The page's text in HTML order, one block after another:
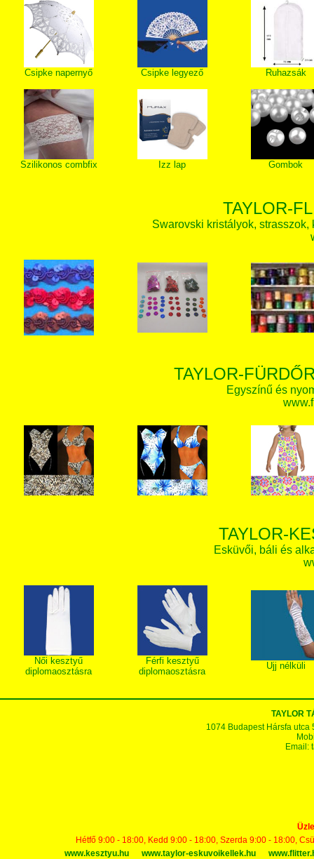
Csipke napernyő Csipke legyező Ruhazsák
Szilikonos combfix Izz lap Gombok
TAYLOR-
Swarovski kristályok,
TAYLOR-
Egyszínű és
TAYLOR-
Esküvői, báli és
Női kesztyű
diplomaosztásra
Férfi kesztyű
diplomaosztásra
Ujj nélküli
TAYLOR
1074 Budapest Hársfa utca
Email:
Hétfő 9:00 - 18:00, Kedd 9:00 - 18:00, Szerda 9:00 - 18:00,
www.kesztyu.hu
www.taylor-eskuvoikellek.hu